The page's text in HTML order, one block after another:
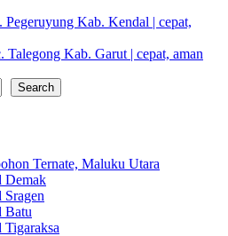
Pegeruyung Kab. Kendal | cepat,
Talegong Kab. Garut | cepat, aman
Search
Ternate, Maluku Utara
Demak
Sragen
Batu
Tigaraksa